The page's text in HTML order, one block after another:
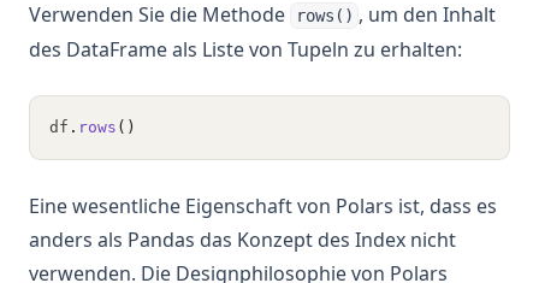
Verwenden Sie die Methode rows() , um den Inhalt
des DataFrame als Liste von Tupeln zu erhalten:
df . rows ()
Eine wesentliche Eigenschaft von Polars ist, dass es
anders als Pandas das Konzept des Index nicht
verwenden. Die Designphilosophie von Polars